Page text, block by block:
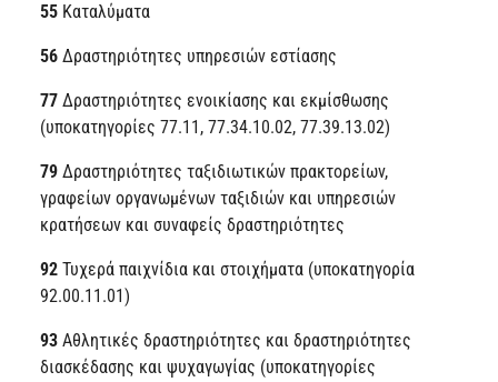
55 Καταλύματα
56 Δραστηριότητες υπηρεσιών εστίασης
77 Δραστηριότητες ενοικίασης και εκμίσθωσης
(υποκατηγορίες 77.11, 77.34.10.02, 77.39.13.02)
79 Δραστηριότητες ταξιδιωτικών πρακτορείων,
γραφείων οργανωμένων ταξιδιών και υπηρεσιών
κρατήσεων και συναφείς δραστηριότητες
92 Τυχερά παιχνίδια και στοιχήματα (υποκατηγορία
92.00.11.01)
93 Αθλητικές δραστηριότητες και δραστηριότητες
διασκέδασης και ψυχαγωγίας (υποκατηγορίες